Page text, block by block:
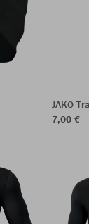
JAKO
7,00 €